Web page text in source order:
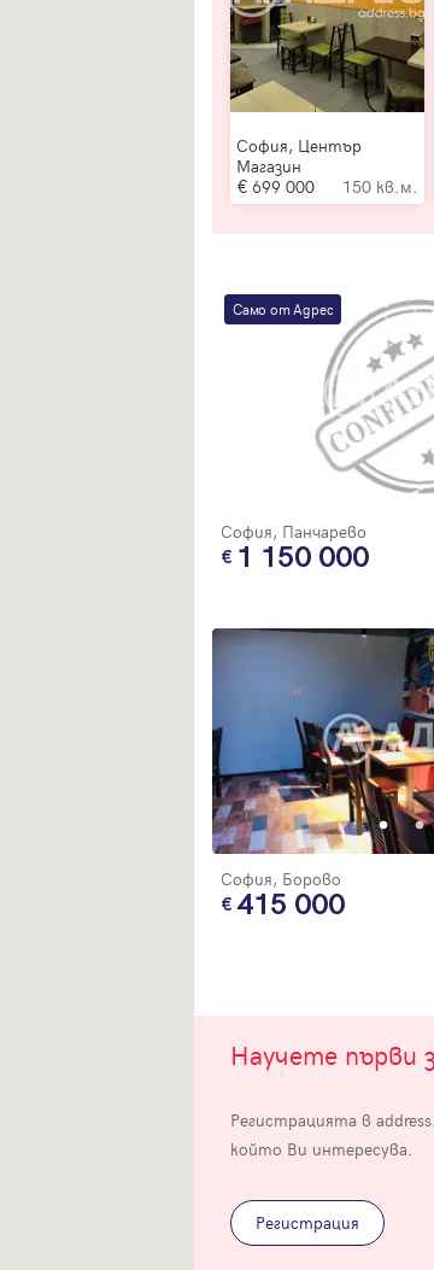
София, Център
Магазин
699 000
150 кв.м.
Само от Адрес
София, Панчарево
1 150 000
София, Борово
415 000
Научете първи
Регистрацията в
който Ви интересува.
Регистрация
Продължи с Google
или влезте с имейл